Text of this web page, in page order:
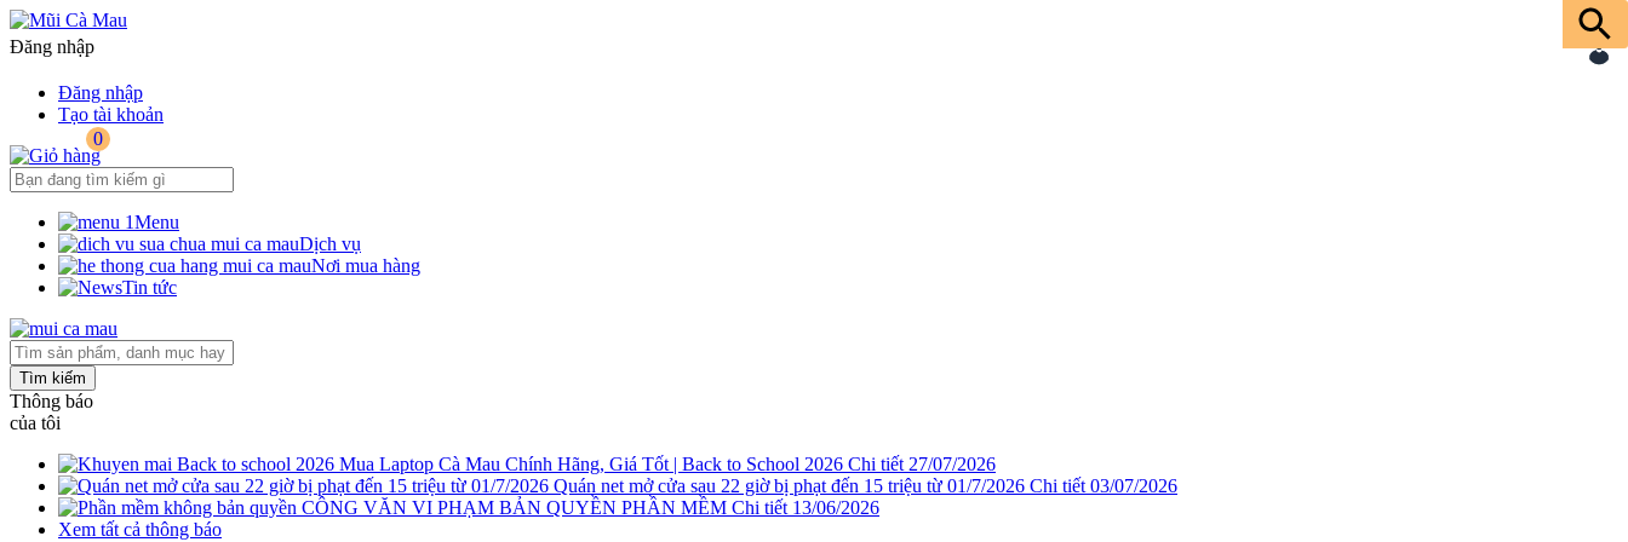
Đăng nhập
Đăng nhập
Tạo tài khoản
0
Menu
Dịch vụ
Nơi mua hàng
Tin tức
Tìm kiếm
Thông báo
của tôi
Mua Laptop Cà Mau Chính Hãng, Giá Tốt | Back to School 2026 Chi tiết 27/07/2026
Quán net mở cửa sau 22 giờ bị phạt đến 15 triệu từ 01/7/2026 Chi tiết 03/07/2026
CÔNG VĂN VI PHẠM BẢN QUYỀN PHẦN MỀM Chi tiết 13/06/2026
Xem tất cả thông báo